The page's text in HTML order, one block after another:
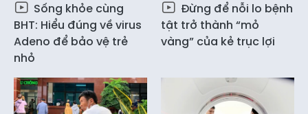
Sống khỏe cùng
BHT: Hiểu đúng về virus
Adeno để bảo vệ trẻ
nhỏ
Đừng để nỗi lo bệnh
tật trở thành “mỏ
vàng” của kẻ trục lợi